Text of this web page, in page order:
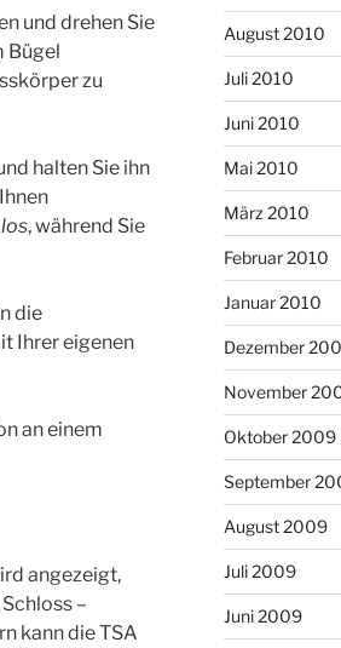
und drehen Sie
Bügel
zu
halten Sie ihn
, während Sie
die
Ihrer eigenen
an einem
angezeigt,
–
kann die TSA
August 2010
Juli 2010
Juni 2010
Mai 2010
März 2010
Februar 2010
Januar 2010
Dezember
November
Oktober 2009
September
August 2009
Juli 2009
Juni 2009